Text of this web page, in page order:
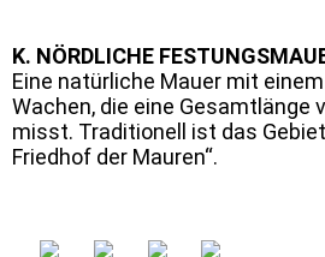
K. NÖRDLICHE
Eine natürliche Mauer mit
Wachen, die eine Gesamtlänge
misst. Traditionell ist das
Friedhof der Mauren“.